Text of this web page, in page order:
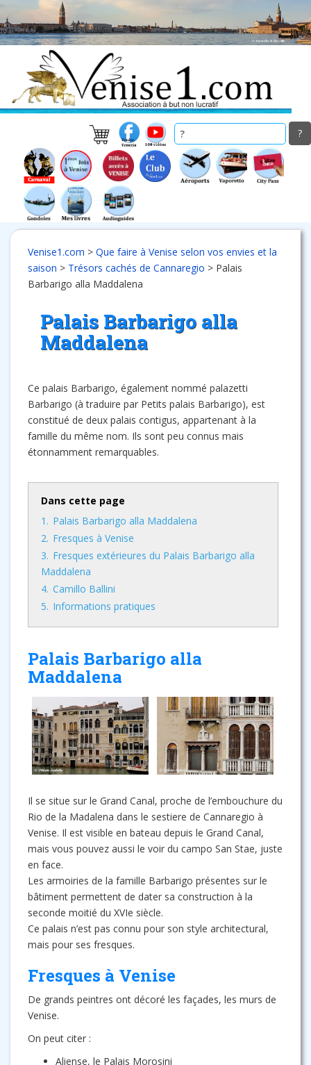
to
main
Venise1.com > Que faire à Venise selon vos envies et la
saison > Trésors cachés de Cannaregio > Palais
Barbarigo alla Maddalena
Palais Barbarigo alla
Maddalena
Ce palais Barbarigo, également nommé palazetti
Barbarigo (à traduire par Petits palais Barbarigo), est
constitué de deux palais contigus, appartenant à la
famille du même nom. Ils sont peu connus mais
étonnamment remarquables.
Dans cette page
1. Palais Barbarigo alla Maddalena
2. Fresques à Venise
3. Fresques extérieures du Palais Barbarigo alla
Maddalena
4. Camillo Ballini
5. Informations pratiques
Palais Barbarigo alla
Maddalena
Il se situe sur le Grand Canal, proche de l’embouchure du
Rio de la Madalena dans le sestiere de Cannaregio à
Venise. Il est visible en bateau depuis le Grand Canal,
mais vous pouvez aussi le voir du campo San Stae, juste
en face.
Les armoiries de la famille Barbarigo présentes sur le
bâtiment permettent de dater sa construction à la
seconde moitié du XVIe siècle.
Ce palais n’est pas connu pour son style architectural,
mais pour ses fresques.
Fresques à Venise
De grands peintres ont décoré les façades, les murs de
Venise.
On peut citer :
Aliense, le Palais Morosini